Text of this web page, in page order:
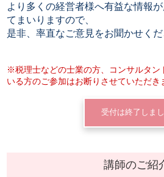
より多くの経営者様へ有益な情報
てまいりますので、
是非、率直なご意見をお聞かせくだ
※税理士などの士業の方、コンサルタン
いる方のご参加はお断りさせていただき
受付は終了しま
講師のご紹